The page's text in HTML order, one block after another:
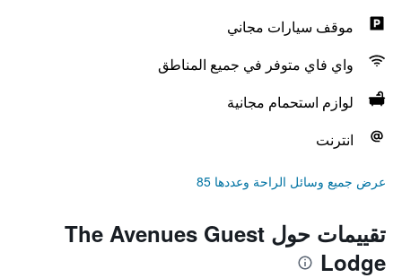
موقف سيارات مجاني
واي فاي متوفر في جميع المناطق
لوازم استحمام مجانية
انترنت
عرض جميع وسائل الراحة وعددها 85
تقييمات حول The Avenues Guest
Lodge